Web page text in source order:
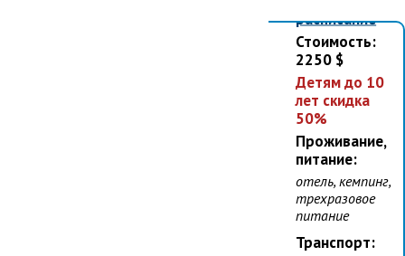
расписание
Стоимость:
2250 $
Детям до 10
лет скидка
50%
Проживание,
питание:
отель, кемпинг,
трехразовое
питание
Транспорт: